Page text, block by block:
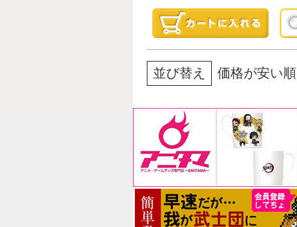
並び替え 価格が安い順